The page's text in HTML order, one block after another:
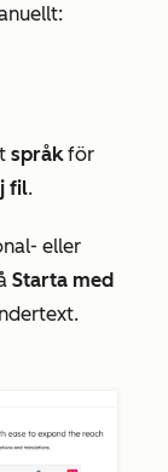
språkför
fil.
eller
Starta med